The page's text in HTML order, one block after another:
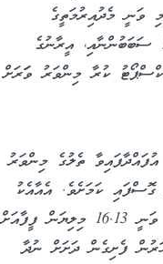
ވަނީ މެދުއިރުމަތީގެ
އީރާނުގެ
ކުރާ މިންވަރު ވަަރަށް
އުފައްދާފައިވާ ތެލުގެ މިންވަރު
ފީފާގެ މަގުން ދަށަށް ގޮސްފައި ކަމަށެވެ. އެއާއެކު
މެއި މަހުގެ ތެރޭގައި ދުވާލެއްގެ މައްޗަށް އެ ޤައުމުތަކުން އުފެއްދި ތެލުގެ މިންވަރު ވަނީ 16.13 މިލިޔަން ފީފާއަށް
އުފައްދާފައިވާ ތެލުގެ މިންވަރު 2،000ވަަނަ އަހަރުން ފެށިގެން ދަށަށް ނުދާ